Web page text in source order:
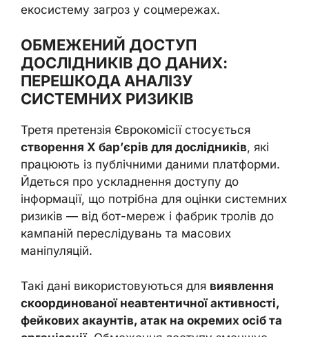
екосистему загроз у соцмережах.
ОБМЕЖЕНИЙ ДОСТУП
ДОСЛІДНИКІВ ДО ДАНИХ:
ПЕРЕШКОДА АНАЛІЗУ
СИСТЕМНИХ РИЗИКІВ
Третя претензія Єврокомісії стосується
створення X бар’єрів для дослідників, які
працюють із публічними даними платформи.
Йдеться про ускладнення доступу до
інформації, що потрібна для оцінки системних
ризиків — від бот-мереж і фабрик тролів до
кампаній переслідувань та масових
маніпуляцій.
Такі дані використовуються для виявлення
скоординованої неавтентичної активності,
фейкових акаунтів, атак на окремих осіб та